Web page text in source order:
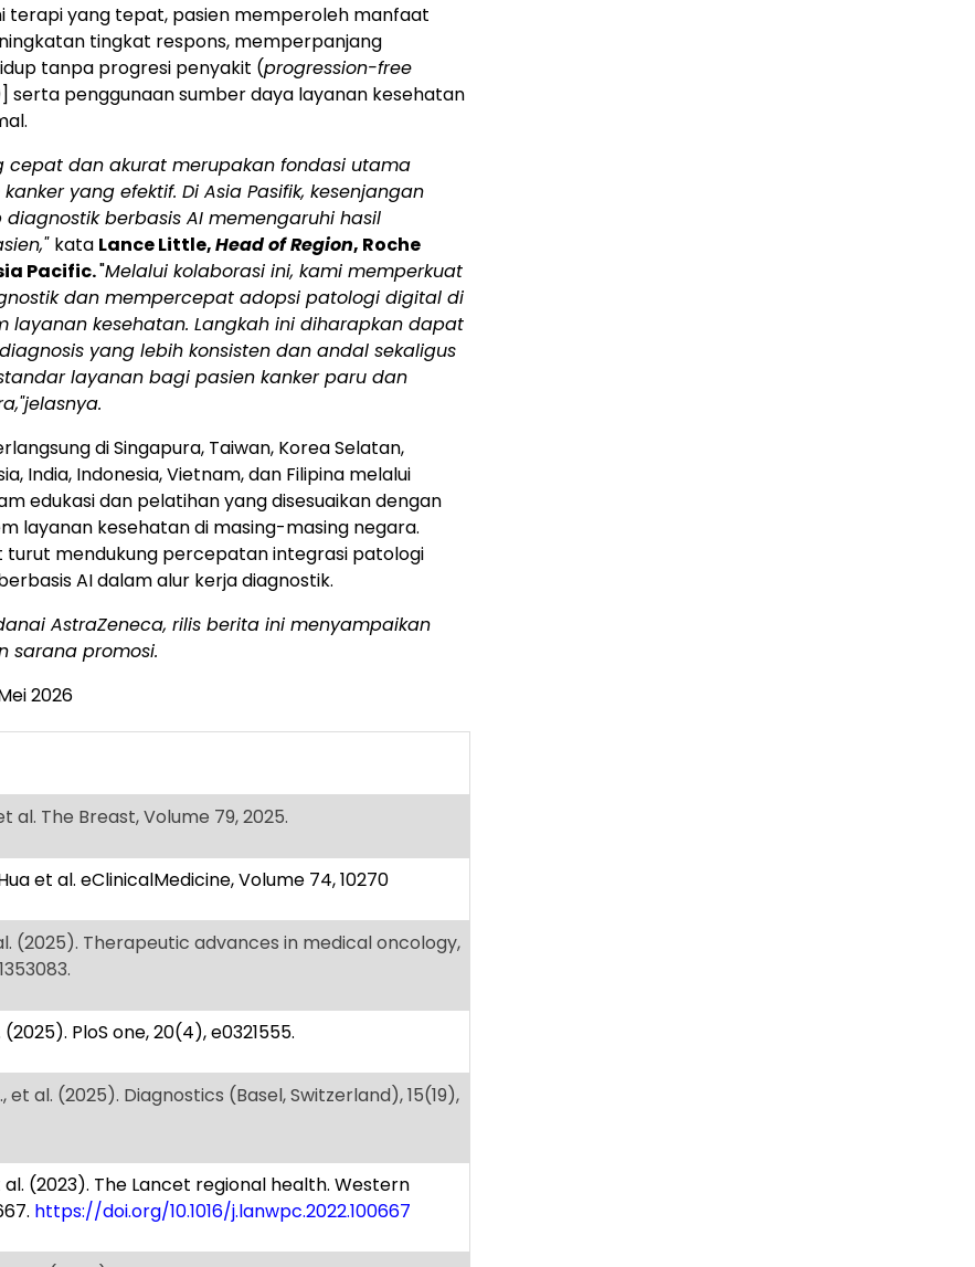
terapi yang tepat, pasien memperoleh manfaat
tingkat respons, memperpanjang
tanpa progresi penyakit (progression-free
serta penggunaan sumber daya layanan kesehatan
cepat dan akurat merupakan fondasi utama
yang efektif. Di Asia Pasifik, kesenjangan
berbasis AI memengaruhi hasil
kata Lance Little,Head of Region, Roche
Pacific."Melalui kolaborasi ini, kami memperkuat
dan mempercepat adopsi patologi digital di
layanan kesehatan. Langkah ini diharapkan dapat
yang lebih konsisten dan andal sekaligus
layanan bagi pasien kanker paru dan
di Singapura, Taiwan, Korea Selatan,
India, Indonesia, Vietnam, dan Filipina melalui
edukasi dan pelatihan yang disesuaikan dengan
layanan kesehatan di masing-masing negara.
turut mendukung percepatan integrasi patologi
AI dalam alur kerja diagnostik.
AstraZeneca, rilis berita ini menyampaikan
sarana promosi.
2026
al. The Breast, Volume 79, 2025.
et al. eClinicalMedicine, Volume 74, 10270
(2025). Therapeutic advances in medical oncology,
(2025). PloS one, 20(4), e0321555.
et al. (2025). Diagnostics (Basel, Switzerland), 15(19),
(2023). The Lancet regional health. Western
https://doi.org/10.1016/j.lanwpc.2022.100667